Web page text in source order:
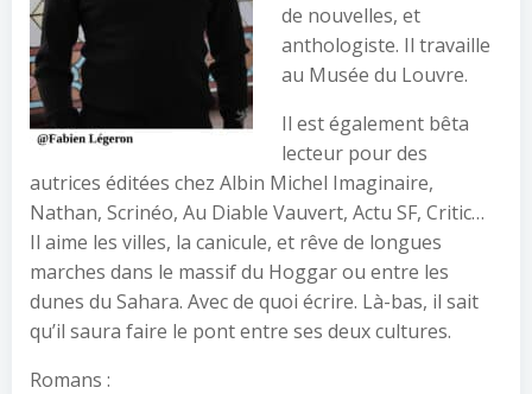
de nouvelles, et
anthologiste. Il travaille
au Musée du Louvre.
Il est également bêta
lecteur pour des
autrices éditées chez Albin Michel Imaginaire,
Nathan, Scrinéo, Au Diable Vauvert, Actu SF, Critic…
Il aime les villes, la canicule, et rêve de longues
marches dans le massif du Hoggar ou entre les
dunes du Sahara. Avec de quoi écrire. Là-bas, il sait
qu’il saura faire le pont entre ses deux cultures.
Romans :